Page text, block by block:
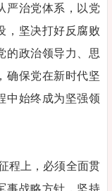
严治党体系，以党
，坚决打好反腐败
的政治领导力、思
确保党在新时代坚
中始终成为坚强领
程上，必须全面贯
事战略方针，坚持